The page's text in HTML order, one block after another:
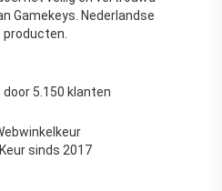
Gamekeys. Nederlandse
door 5.150 klanten
sinds 2017